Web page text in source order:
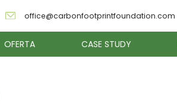
office@carbonfootprintfoundation.com
OFERTA CASE STUDY